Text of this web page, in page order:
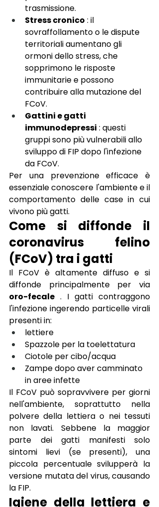
trasmissione.
Stress cronico : il
sovraffollamento o le dispute
territoriali aumentano gli
ormoni dello stress, che
sopprimono le risposte
immunitarie e possono
contribuire alla mutazione del
FCoV.
Gattini e gatti
immunodepressi : questi
gruppi sono più vulnerabili allo
sviluppo di FIP dopo l'infezione
da FCoV.
Per una prevenzione efficace è
essenziale conoscere l'ambiente e il
comportamento delle case in cui
vivono più gatti.
Come si diffonde il
coronavirus felino
(FCoV) tra i gatti
Il FCoV è altamente diffuso e si
diffonde principalmente per via
oro-fecale . I gatti contraggono
l'infezione ingerendo particelle virali
presenti in:
lettiere
Spazzole per la toelettatura
Ciotole per cibo/acqua
Zampe dopo aver camminato
in aree infette
Il FCoV può sopravvivere per giorni
nell'ambiente, soprattutto nella
polvere della lettiera o nei tessuti
non lavati. Sebbene la maggior
parte dei gatti manifesti solo
sintomi lievi (se presenti), una
piccola percentuale svilupperà la
versione mutata del virus, causando
la FIP.
Igiene della lettiera e